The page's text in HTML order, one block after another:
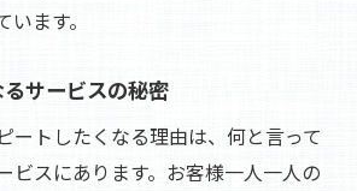
ます。
サービスの秘密
ートしたくなる理由は、何と言って
ビスにあります。お客様一人一人の